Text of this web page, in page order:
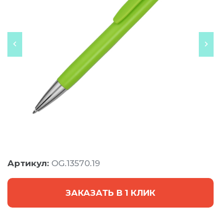
Артикул: OG.13570.19
ЗАКАЗАТЬ В 1 КЛИК